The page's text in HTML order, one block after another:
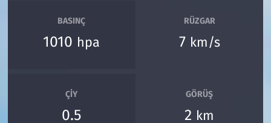
BASINÇ
1010 hpa
RÜZGAR
7 km/s
ÇIY
0.5
GÖRÜŞ
2 km